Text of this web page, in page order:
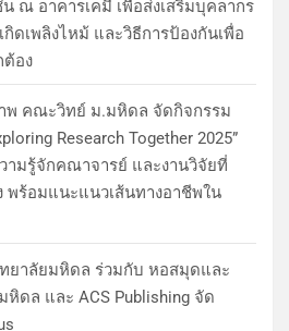
ณ อาคารเคมี เพื่อส่งเสริมบุคลากร
ดเพลิงไหม้ และวิธีการป้องกันเพื่อ
ต้อง
พ คณะวิทย์ ม.มหิดล จัดกิจกรรม
Research Together 2025”
ามรู้จักคณาจารย์ และงานวิจัยที่
พร้อมแนะแนวเส้นทางอาชีพใน
ยาลัยมหิดล ร่วมกับ หอสมุดและ
ดล และ ACS Publishing จัด